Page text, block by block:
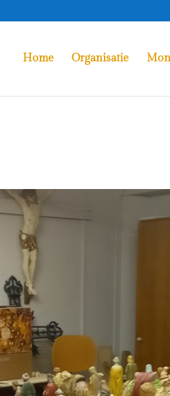
Home Organisatie